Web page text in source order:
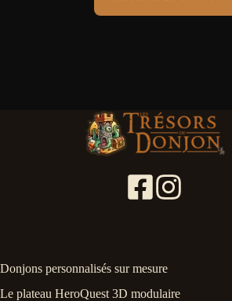
sur
la
page
produit
Donjons personnalisés sur mesure
Le plateau HeroQuest 3D modulaire